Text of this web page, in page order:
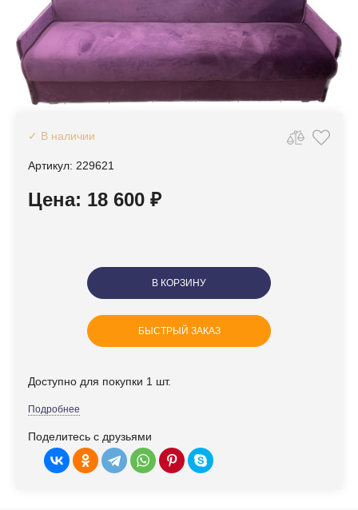
✓ В наличии
Артикул: 229621
Цена: 18 600 ₽
В КОРЗИНУ
БЫСТРЫЙ ЗАКАЗ
Доступно для покупки 1 шт.
Подробнее
Поделитесь с друзьями